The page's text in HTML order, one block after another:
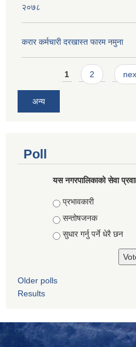
२०७८
करार कर्मचारी दरखास्त फारम नमुना
Pages1 2
अन्य
Poll
यस नगरपालिकाको सेवा
Choices
प्रभावकारी
सन्तोषजनक
सुधार गर्नु पर्ने धेरै छन
Older polls
Results